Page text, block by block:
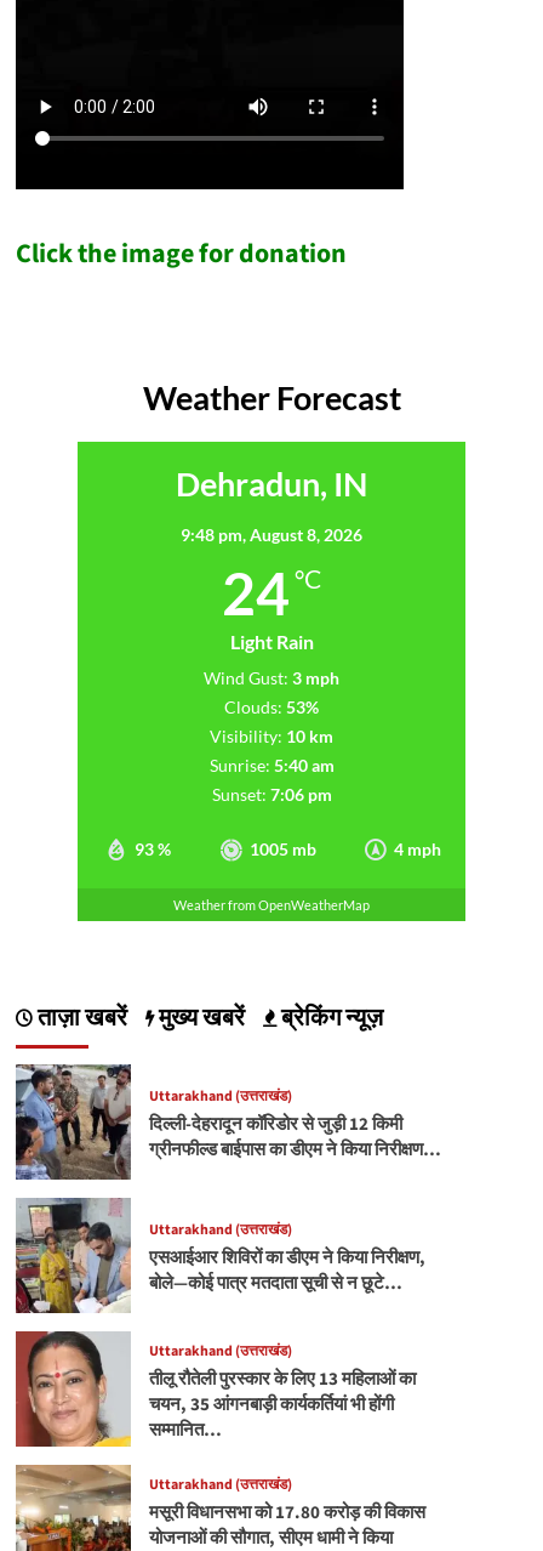
Click the image for donation
Weather Forecast
Dehradun, IN
9:48 pm,August 8, 2026
24 °C
Light Rain
93 % 1005 mb 4 mph
Wind Gust: 3 mph
Clouds: 53%
Visibility: 10 km
Sunrise: 5:40 am
Sunset: 7:06 pm
Weather from OpenWeatherMap
ताज़ा खबरें मुख्य खबरें ब्रेकिंग न्यूज़
Uttarakhand (उत्तराखंड)
दिल्ली-देहरादून कॉरिडोर से जुड़ी 12 किमी
ग्रीनफील्ड बाईपास का डीएम ने किया निरीक्षण…
Uttarakhand (उत्तराखंड)
एसआईआर शिविरों का डीएम ने किया निरीक्षण,
बोले—कोई पात्र मतदाता सूची से न छूटे…
Uttarakhand (उत्तराखंड)
तीलू रौतेली पुरस्कार के लिए 13 महिलाओं का
चयन, 35 आंगनबाड़ी कार्यकर्तियां भी होंगी
सम्मानित…
Uttarakhand (उत्तराखंड)
मसूरी विधानसभा को 17.80 करोड़ की विकास
योजनाओं की सौगात, सीएम धामी ने किया